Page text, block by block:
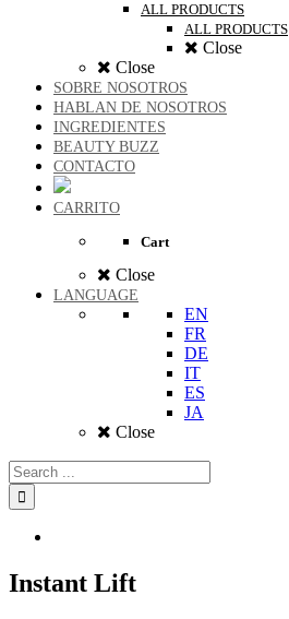
ALL PRODUCTS
ALL PRODUCTS
Close
Close
SOBRE NOSOTROS
HABLAN DE NOSOTROS
INGREDIENTES
BEAUTY BUZZ
CONTACTO
CARRITO
Cart
Close
LANGUAGE
EN
FR
DE
IT
ES
JA
Close
Instant Lift